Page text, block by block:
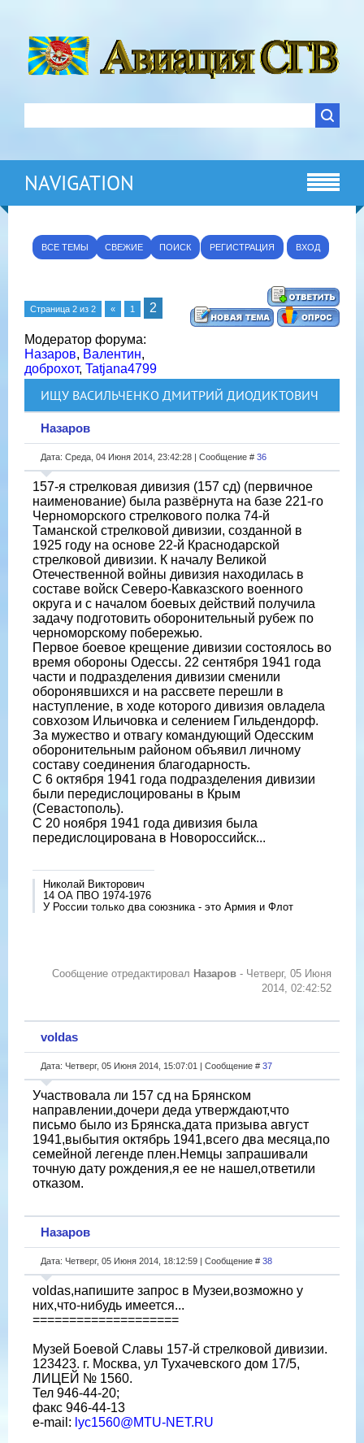
NAVIGATION
ВСЕ ТЕМЫ СВЕЖИЕ ПОИСК РЕГИСТРАЦИЯ ВХОД
Страница 2 из 2 « 1 2
Модератор форума:
Назаров, Валентин,
доброхот, Tatjana4799
ИЩУ ВАСИЛЬЧЕНКО ДМИТРИЙ ДИОДИКТОВИЧ
Назаров
Дата: Среда, 04 Июня 2014, 23:42:28 | Сообщение # 36
157-я стрелковая дивизия (157 сд) (первичное
наименование) была развёрнута на базе 221-го
Черноморского стрелкового полка 74-й
Таманской стрелковой дивизии, созданной в
1925 году на основе 22-й Краснодарской
стрелковой дивизии. К началу Великой
Отечественной войны дивизия находилась в
составе войск Северо-Кавказского военного
округа и с началом боевых действий получила
задачу подготовить оборонительный рубеж по
черноморскому побережью.
Первое боевое крещение дивизии состоялось во
время обороны Одессы. 22 сентября 1941 года
части и подразделения дивизии сменили
оборонявшихся и на рассвете перешли в
наступление, в ходе которого дивизия овладела
совхозом Ильичовка и селением Гильдендорф.
За мужество и отвагу командующий Одесским
оборонительным районом объявил личному
составу соединения благодарность.
С 6 октября 1941 года подразделения дивизии
были передислоцированы в Крым
(Севастополь).
С 20 ноября 1941 года дивизия была
передислоцирована в Новороссийск...
Николай Викторович
14 ОА ПВО 1974-1976
У России только два союзника - это Армия и Флот
Сообщение отредактировал Назаров - Четверг, 05 Июня
2014, 02:42:52
voldas
Дата: Четверг, 05 Июня 2014, 15:07:01 | Сообщение # 37
Участвовала ли 157 сд на Брянском
направлении,дочери деда утверждают,что
письмо было из Брянска,дата призыва август
1941,выбытия октябрь 1941,всего два месяца,по
семейной легенде плен.Немцы запрашивали
точную дату рождения,я ее не нашел,ответили
отказом.
Назаров
Дата: Четверг, 05 Июня 2014, 18:12:59 | Сообщение # 38
voldas,напишите запрос в Музеи,возможно у
них,что-нибудь имеется...
====================
Музей Боевой Славы 157-й стрелковой дивизии.
123423. г. Москва, ул Тухачевского дом 17/5,
ЛИЦЕЙ № 1560.
Тел 946-44-20;
факс 946-44-13
e-mail: lyc1560@MTU-NET.RU